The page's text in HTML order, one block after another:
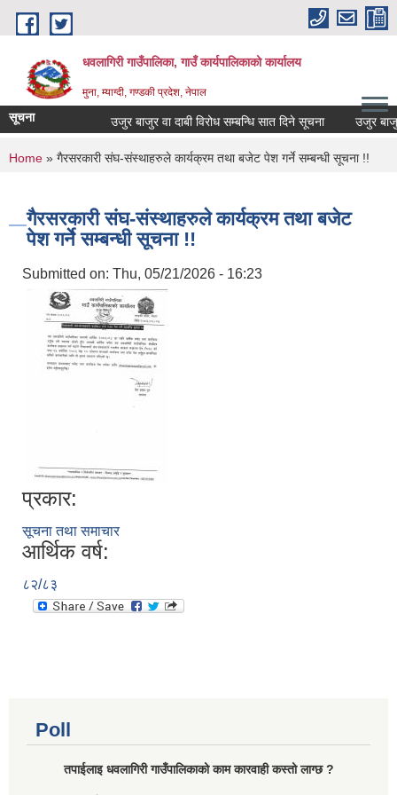
Skip to main content
धवलागिरी गाउँपालिका, गाउँ कार्यपालिकाको कार्यालय
मुना, म्याग्दी, गण्डकी प्रदेश, नेपाल
सूचना उजुर बाजुर वा दाबी विरोध सम्बन्धि सात दिने सूचना उजुर बाजुर
You are here
Home » गैरसरकारी संघ-संस्थाहरुले कार्यक्रम तथा बजेट पेश गर्ने सम्बन्धी सूचना !!
गैरसरकारी संघ-संस्थाहरुले कार्यक्रम तथा बजेट
पेश गर्ने सम्बन्धी सूचना !!
Submitted on: Thu, 05/21/2026 - 16:23
प्रकार:
सूचना तथा समाचार
आर्थिक वर्ष:
८२/८३
Poll
तपाईलाइ धवलागिरी गाउँपालिकाको काम कारवाही कस्तो लाग्छ ?